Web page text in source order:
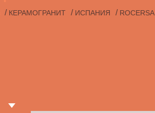
/ КЕРАМОГРАНИТ / ИСПАНИЯ / ROCERSA